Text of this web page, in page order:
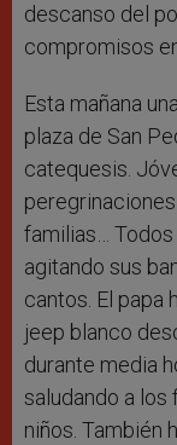
descanso del
compromisos
Esta mañana
plaza de San
catequesis.
familias… Todos
agitando sus
cantos. El papa
jeep blanco
durante media
saludando a los
niños. También